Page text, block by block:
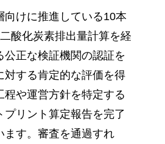
けに推進している10本
酸化炭素排出量計算を経
正な検証機関の認証を
対する肯定的な評価を得
や運営方針を特定する
リント算定報告を完了
ます。審査を通過すれ